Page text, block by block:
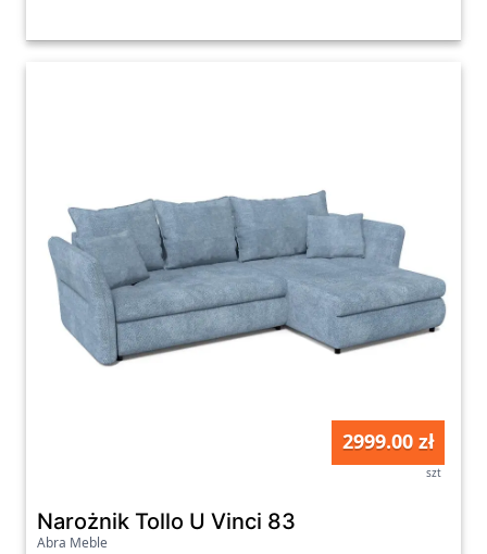
2999.00 zł
szt
Narożnik Tollo U Vinci 83
Abra Meble